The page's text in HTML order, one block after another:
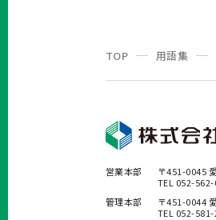
TOP 用語集
営業本部
〒451-0045
TEL 052-
管理本部
〒451-0044
TEL 052-